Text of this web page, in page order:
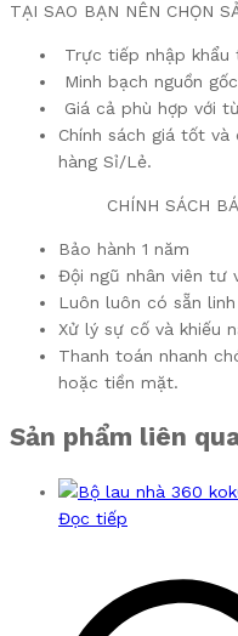
TẠI SAO BẠN NÊN CHỌN
Trực tiếp nhập khẩu
Minh bạch nguồn
Giá cả phù hợp với
Chính sách giá tốt và
hàng Sỉ/Lẻ.
CHÍNH SÁCH BÁN
Bảo hành 1 năm
Đội ngũ nhân viên tư
Luôn luôn có sẵn
Xử lý sự cố và khiếu
Thanh toán nhanh
hoặc tiền mặt.
Sản phẩm liên
Đọc tiếp